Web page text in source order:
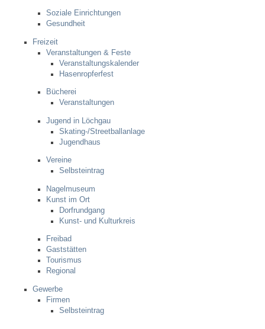
Schadensmeldungen
Bürgerservice
Ratsinfo
Gutachterausschuss
Bauen & Wohnen
NETZMonitor
Bodenrichtwerte
Soziale Einrichtungen
Gesundheit
Freizeit
Veranstaltungen & Feste
Veranstaltungskalender
Hasenropferfest
Bücherei
Veranstaltungen
Jugend in Löchgau
Skating-/Streetballanlage
Jugendhaus
Vereine
Selbsteintrag
Nagelmuseum
Kunst im Ort
Dorfrundgang
Kunst- und Kulturkreis
Freibad
Gaststätten
Tourismus
Regional
Gewerbe
Firmen
Selbsteintrag